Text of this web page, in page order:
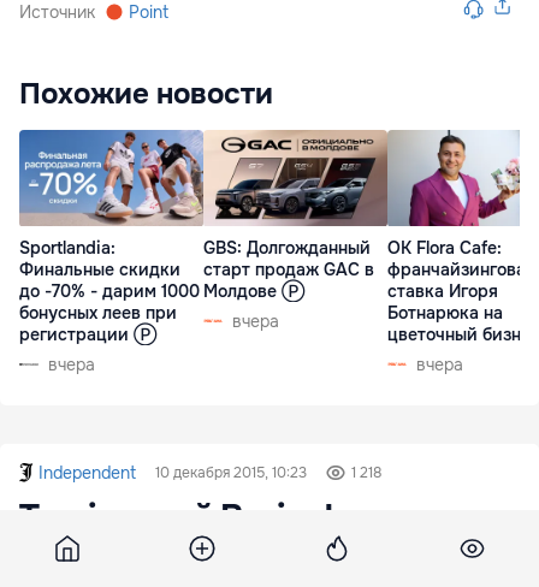
Источник Point
Похожие новости
Sportlandia:
Финальные скидки
до -70% - дарим 1000
бонусных леев при
регистрации Ⓟ
вчера
GBS: Долгожданный
старт продаж GAC в
Молдове Ⓟ
вчера
OK Flora Cafe:
франчайзинговая
ставка Игоря
Ботнарюка на
цветочный
вчера
Independent 10 декабря 2015, 10:23 1 218
Turcia acuză Rusia de
„purificare etnică” în Siria